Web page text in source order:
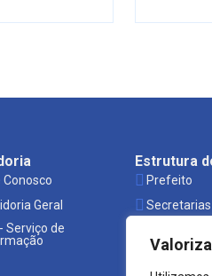
Conosco
Geral
Serviço de
Estrutura
Prefeito
Secretarias